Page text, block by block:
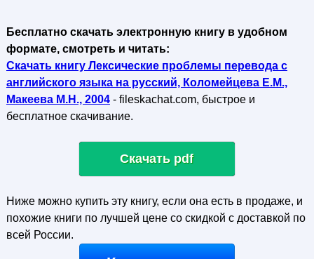
Бесплатно скачать электронную книгу в удобном
формате, смотреть и читать:
Скачать книгу Лексические проблемы перевода с
английского языка на русский, Коломейцева Е.M.,
Макеева М.Н., 2004- fileskachat.com, быстрое и
бесплатное скачивание.
Скачать pdf
Ниже можно купить эту книгу, если она есть в продаже, и
похожие книги по лучшей цене со скидкой с доставкой по
всей России.